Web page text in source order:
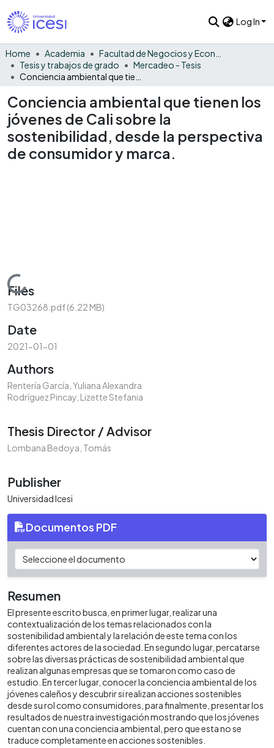
Log In
Home Academia
Tesis y trabajos de grado
Mercadeo - Tesis
Conciencia ambiental que tienen los
jóvenes de Cali sobre la
sostenibilidad, desde la perspectiva
de consumidor y marca.
Loading...
Files
TG03268.pdf(6.22 MB)
Date
2021-01-01
Authors
Rentería García, Yuliana Alexandra
Rodríguez Pincay, Lizette Stefania
Thesis Director / Advisor
Lombana Bedoya, Tomás
Publisher
Universidad Icesi
Documentos PDF
Resumen
El presente escrito busca, en primer lugar, realizar una
contextualización de los temas relacionados con la
sostenibilidad ambiental y la relación de este tema con los
diferentes actores de la sociedad. En segundo lugar, percatarse
sobre las diversas prácticas de sostenibilidad ambiental que
realizan algunas empresas que se tomaron como caso de
estudio. En tercer lugar, conocer la conciencia ambiental de los
jóvenes caleños y descubrir si realizan acciones sostenibles
desde su rol como consumidores, para finalmente, presentar los
resultados de nuestra investigación mostrando que los jóvenes
cuentan con una conciencia ambiental, pero que esta no se
traduce completamente en acciones sostenibles.